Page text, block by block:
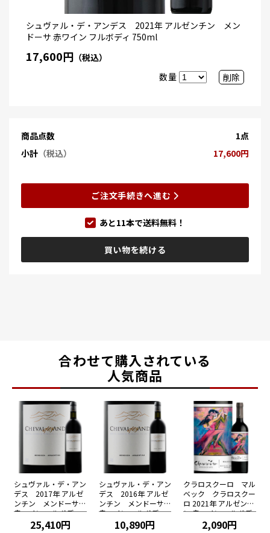
シュヴァル・デ・アンデス 2021年 アルゼンチン メン
ドーサ 赤ワイン フルボディ 750ml
17,600円 （税込）
数量
削除
商品点数
1点
小計 （税込） 17,600円
ご注文手続きへ進む
あと11本で送料無料！
買い物を続ける
合わせて購入されている
人気商品
シュヴァル・デ・アン
デス 2017年 アルゼ
ンチン メンドーサ
赤ワイン フルボディ
750ml25,410円
シュヴァル・デ・アン
デス 2016年 アルゼ
ンチン メンドーサ
赤ワイン フルボディ
750ml10,890円
クラロスクーロ マル
ベック クラロスクー
ロ 2021年 アルゼンチ
ン 赤ワイン フルボデ
ィ 750ml2,090円